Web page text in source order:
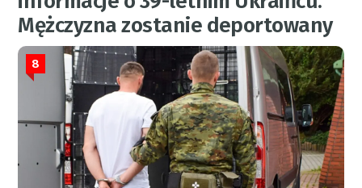
Mężczyzna zostanie deportowany
8